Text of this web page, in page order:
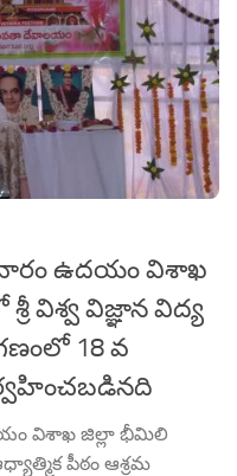
ఉదయం విశాఖ
విశ్వ విజ్ఞాన విద్య
18 వ
విశాఖ జిల్లా భీమిలి
పీఠం ఆశ్రమ